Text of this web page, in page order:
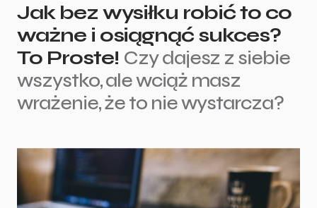
Jak bez wysiłku robić to co
ważne i osiągnąć sukces?
To Proste! Czy dajesz z siebie
wszystko, ale wciąż masz
wrażenie, że to nie wystarcza?